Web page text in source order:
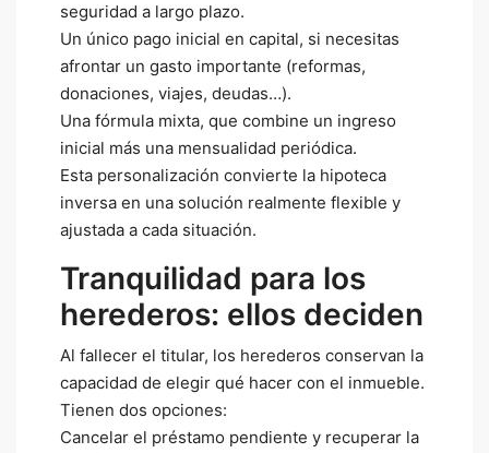
seguridad a largo plazo.
Un único pago inicial en capital, si necesitas
afrontar un gasto importante (reformas,
donaciones, viajes, deudas…).
Una fórmula mixta, que combine un ingreso
inicial más una mensualidad periódica.
Esta personalización convierte la hipoteca
inversa en una solución realmente flexible y
ajustada a cada situación.
Tranquilidad para los
herederos: ellos deciden
Al fallecer el titular, los herederos conservan la
capacidad de elegir qué hacer con el inmueble.
Tienen dos opciones:
Cancelar el préstamo pendiente y recuperar la